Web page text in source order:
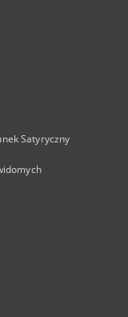
Satyryczny